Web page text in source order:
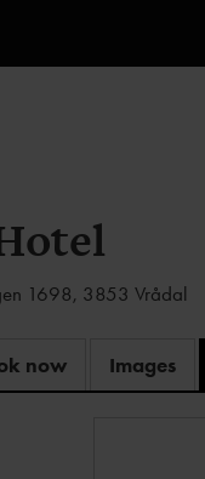
1698, 3853 Vrådal
now Images